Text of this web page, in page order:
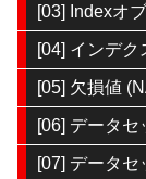
[03] Indexオ
[04] インデク
[05] 欠損値
[06] データ
[07] データ